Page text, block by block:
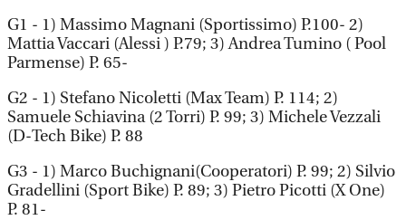
G1 - 1) Massimo Magnani (Sportissimo) P.100- 2)
Mattia Vaccari (Alessi ) P.79; 3) Andrea Tumino ( Pool
Parmense) P. 65-
G2 - 1) Stefano Nicoletti (Max Team) P. 114; 2)
Samuele Schiavina (2 Torri) P. 99; 3) Michele Vezzali
(D-Tech Bike) P. 88
G3 - 1) Marco Buchignani(Cooperatori) P. 99; 2) Silvio
Gradellini (Sport Bike) P. 89; 3) Pietro Picotti (X One)
P. 81-